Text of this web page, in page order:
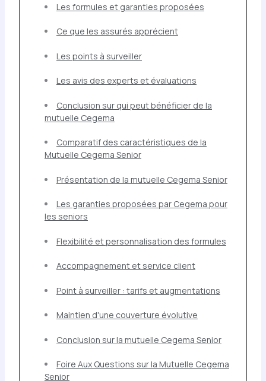
Les formules et garanties proposées
Ce que les assurés apprécient
Les points à surveiller
Les avis des experts et évaluations
Conclusion sur qui peut bénéficier de la
mutuelle Cegema
Comparatif des caractéristiques de la
Mutuelle Cegema Senior
Présentation de la mutuelle Cegema Senior
Les garanties proposées par Cegema pour
les seniors
Flexibilité et personnalisation des formules
Accompagnement et service client
Point à surveiller : tarifs et augmentations
Maintien d'une couverture évolutive
Conclusion sur la mutuelle Cegema Senior
Foire Aux Questions sur la Mutuelle Cegema
Senior